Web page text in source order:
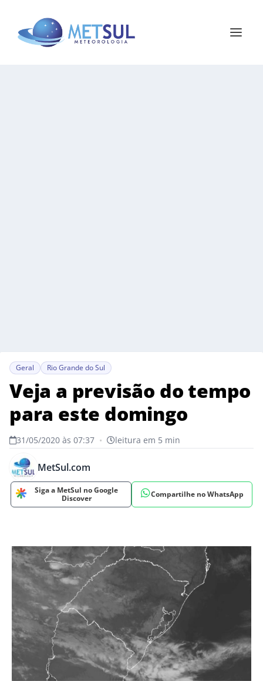
Geral Rio Grande do Sul
Veja a previsão do tempo
para este domingo
31/05/2020 às 07:37 • leitura em 5 min
MetSul.com
Siga a MetSul no Google
Discover
Compartilhe no WhatsApp